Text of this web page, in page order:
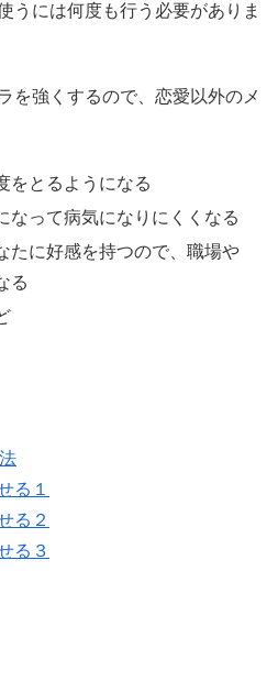
うには何度も行う必要がありま
を強くするので、恋愛以外のメ
をとるようになる
なって病気になりにくくなる
たに好感を持つので、職場や
る
る１
る２
る３